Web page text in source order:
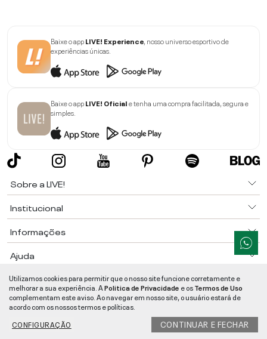
Baixe o appLIVE! Experience, nosso universo esportivo de
experiências únicas.
Baixe o appLIVE! Oficiale tenha uma compra facilitada, segura e
simples.
Sobre a LIVE!
Institucional
Informações
Ajuda
Segurança e Qualidade
LIVE!©2026- TODOS OS DIREITOS RESERVADOS -RUA MANOEL FRANCISCO
DA COSTA, 1600 - BAIRRO VIEIRA - CEP 89257-207- JARAGUÁ DO SUL/SC
CNPJ:05.108.435/0001-78
Utilizamos cookies para permitir que o nosso site funcione corretamente e
melhorar a sua experiência. APolitica de Privacidade e osTermos de Uso
complementam este aviso. Ao navegar em nosso site, o usuário estará de
acordo com os nossos termos e políticas.
CONFIGURAÇÃO
CONTINUAR E FECHAR